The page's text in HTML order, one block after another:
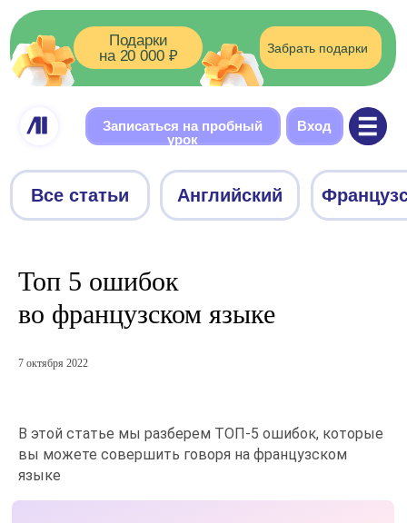
Забрать подарки
Подарки
на 20 000 ₽
Вход
Записаться на пробный
Все статьи Английский Французский
Топ 5 ошибок
во французском языке
7 октября 2022
В этой статье мы разберем ТОП-5 ошибок, которые
вы можете совершить говоря на французском
языке